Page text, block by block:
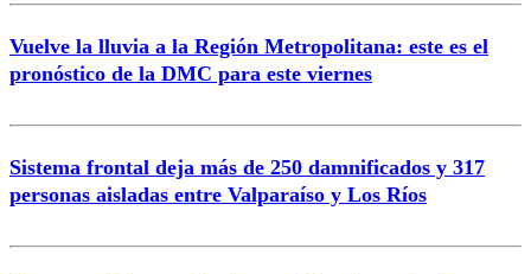
Enviar comentario
Vuelve la lluvia a la Región Metropolitana: este es el
pronóstico de la DMC para este viernes
Sistema frontal deja más de 250 damnificados y 317
personas aisladas entre Valparaíso y Los Ríos